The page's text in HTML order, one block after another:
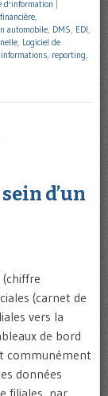
d'information
automobile DMS EDI
Logiciel de
reporting
d’un
(carnet de
vers la
de bord
communément
données